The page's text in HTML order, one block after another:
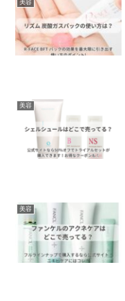
美容
美容
美容